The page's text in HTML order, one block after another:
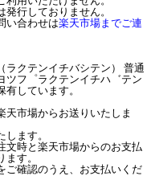
行しておりません。
い合わせは楽天市場までご連
ラクテンイチバシテン） 普通
ツフ゜ラクテンイチハ゛テン
しています。
天市場からお送りいたしま
ます。
文時と楽天市場からのお支払
す。
ご確認のうえ、お支払いくだ